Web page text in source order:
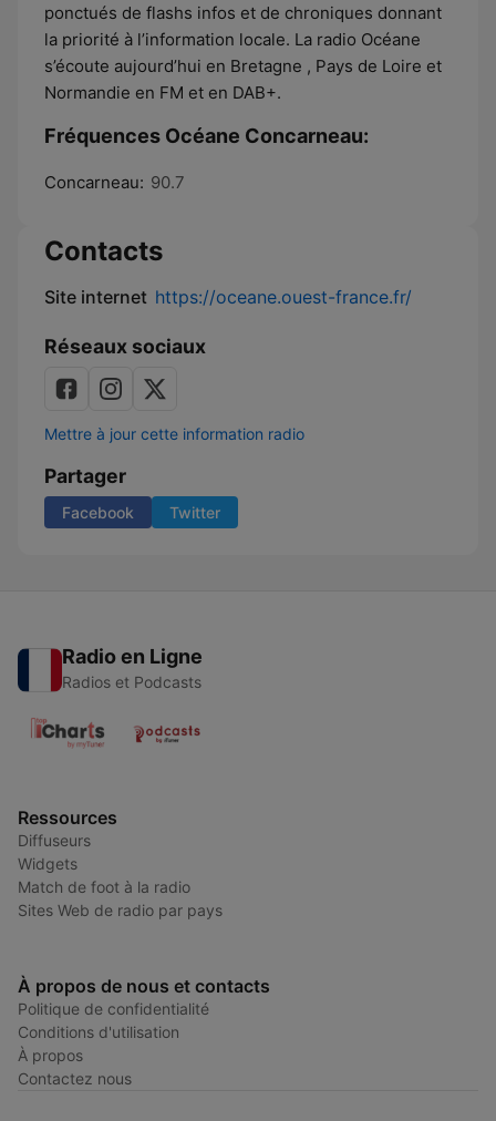
ponctués de flashs infos et de chroniques donnant
la priorité à l’information locale. La radio Océane
s’écoute aujourd’hui en Bretagne , Pays de Loire et
Normandie en FM et en DAB+.
Fréquences Océane Concarneau:
Concarneau: 90.7
Contacts
Site internet https://oceane.ouest-france.fr/
Réseaux sociaux
Mettre à jour cette information radio
Partager
Facebook Twitter
Radio en Ligne
Radios et Podcasts
Ressources
Diffuseurs
Widgets
Match de foot à la radio
Sites Web de radio par pays
À propos de nous et contacts
Politique de confidentialité
Conditions d'utilisation
À propos
Contactez nous